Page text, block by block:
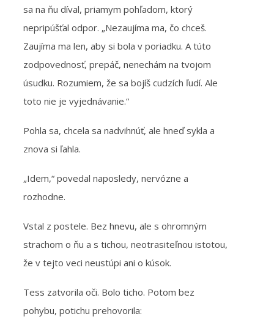
sa na ňu díval, priamym pohľadom, ktorý
nepripúšťal odpor. „Nezaujíma ma, čo chceš.
Zaujíma ma len, aby si bola v poriadku. A túto
zodpovednosť, prepáč, nenechám na tvojom
úsudku. Rozumiem, že sa bojíš cudzích ľudí. Ale
toto nie je vyjednávanie.“
Pohla sa, chcela sa nadvihnúť, ale hneď sykla a
znova si ľahla.
„Idem,“ povedal naposledy, nervózne a
rozhodne.
Vstal z postele. Bez hnevu, ale s ohromným
strachom o ňu a s tichou, neotrasiteľnou istotou,
že v tejto veci neustúpi ani o kúsok.
Tess zatvorila oči. Bolo ticho. Potom bez
pohybu, potichu prehovorila: